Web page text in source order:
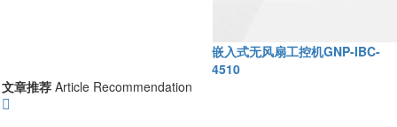
嵌入式无风扇工控机GNP-IBC-
4510
文章推荐 Article Recommendation